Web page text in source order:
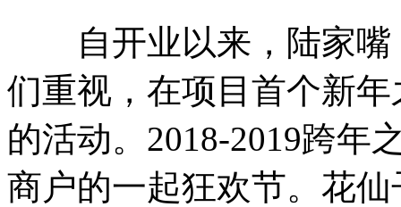
自开业以来，陆家嘴
们重视，在项目首个新
的活动。2018-2019跨年
商户的一起狂欢节。花